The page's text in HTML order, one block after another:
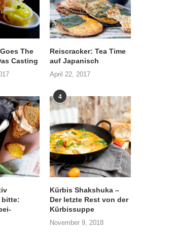
The
Casting
Reiscracker: Tea Time
auf Japanisch
April 22, 2017
bitte:
4
Kürbis Shakshuka –
Der letzte Rest von der
Kürbissuppe
November 9, 2018